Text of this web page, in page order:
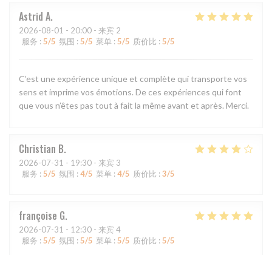
Astrid A
2026-08-01 - 20:00 - 来宾 2
服务 : 5/5 氛围 : 5/5 菜单 : 5/5 质价比 : 5/5
C’est une expérience unique et complète qui transporte vos
sens et imprime vos émotions. De ces expériences qui font
que vous n’êtes pas tout à fait la même avant et après. Merci.
Christian B
2026-07-31 - 19:30 - 来宾 3
服务 : 5/5 氛围 : 4/5 菜单 : 4/5 质价比 : 3/5
françoise G
2026-07-31 - 12:30 - 来宾 4
服务 : 5/5 氛围 : 5/5 菜单 : 5/5 质价比 : 5/5